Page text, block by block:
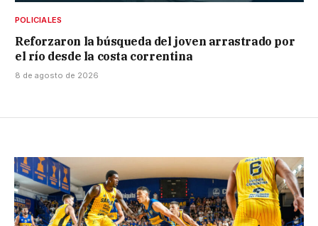
POLICIALES
Reforzaron la búsqueda del joven arrastrado por
el río desde la costa correntina
8 de agosto de 2026